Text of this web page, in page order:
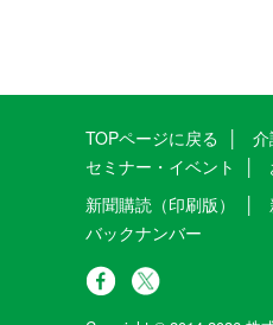
TOPページに戻る
セミナー・イベント
新聞購読（印刷版）
バックナンバー